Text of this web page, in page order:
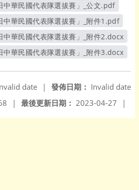
中華民國代表隊選拔賽」_公文.pdf
另開新視窗
中華民國代表隊選拔賽」_附件1.pdf
另開新視窗
中華民國代表隊選拔賽」_附件2.docx
另開新視窗
中華民國代表隊選拔賽」_附件3.docx
發佈日期： Invalid date
date
|
最後更新日期： 2023-04-27 |
|